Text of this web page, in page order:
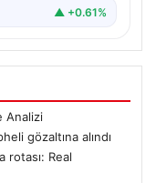
▲ +0.61%
Analizi
gözaltına alındı
rotası: Real